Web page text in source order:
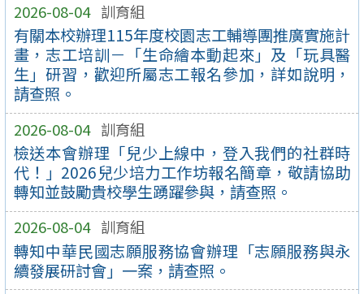
2026-08-04 訓育組
有關本校辦理115年度校園志工輔導團推廣實施計
畫，志工培訓－「生命繪本動起來」及「玩具醫
生」研習，歡迎所屬志工報名參加，詳如說明，
請查照。
2026-08-04 訓育組
檢送本會辦理「兒少上線中，登入我們的社群時
代！」2026兒少培力工作坊報名簡章，敬請協助
轉知並鼓勵貴校學生踴躍參與，請查照。
2026-08-04 訓育組
轉知中華民國志願服務協會辦理「志願服務與永
續發展研討會」一案，請查照。